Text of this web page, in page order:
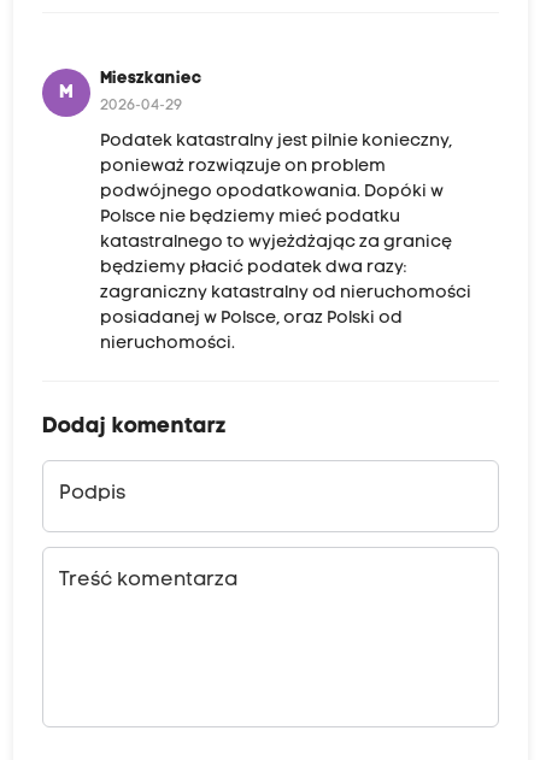
M
Mieszkaniec
2026-04-29
Podatek katastralny jest pilnie konieczny,
ponieważ rozwiązuje on problem
podwójnego opodatkowania. Dopóki w
Polsce nie będziemy mieć podatku
katastralnego to wyjeżdżając za granicę
będziemy płacić podatek dwa razy:
zagraniczny katastralny od nieruchomości
posiadanej w Polsce, oraz Polski od
nieruchomości.
Dodaj komentarz
Podpis
Treść komentarza